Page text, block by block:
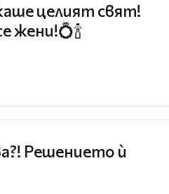
целият свят!
жени!💍🍾
Решението ѝ